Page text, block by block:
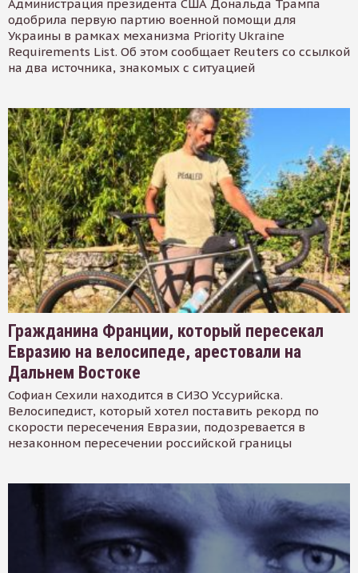
Администрация президента США Дональда Трампа
одобрила первую партию военной помощи для
Украины в рамках механизма Priority Ukraine
Requirements List. Об этом сообщает Reuters со ссылкой
на два источника, знакомых с ситуацией
Гражданина Франции, который пересекал
Евразию на велосипеде, арестовали на
Дальнем Востоке
Софиан Сехили находится в СИЗО Уссурийска.
Велосипедист, который хотел поставить рекорд по
скорости пересечения Евразии, подозревается в
незаконном пересечении российской границы